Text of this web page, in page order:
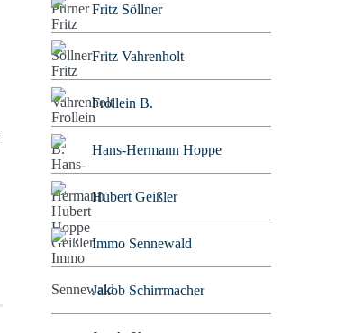
Fritz Söllner
Fritz Vahrenholt
Frollein B.
Hans-Hermann Hoppe
Hubert Geißler
Immo Sennewald
Jakob Schirrmacher